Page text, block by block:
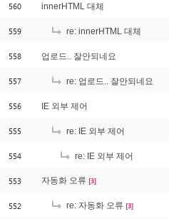
560 innerHTML 대체
559 re: innerHTML 대체
558 업로드.. 잘안되네요
557 re: 업로드.. 잘안되네요
556 IE 외부 제어
555 re: IE 외부 제어
554 re: IE 외부 제어
553 자동화 오류 [3]
552 re: 자동화 오류 [3]